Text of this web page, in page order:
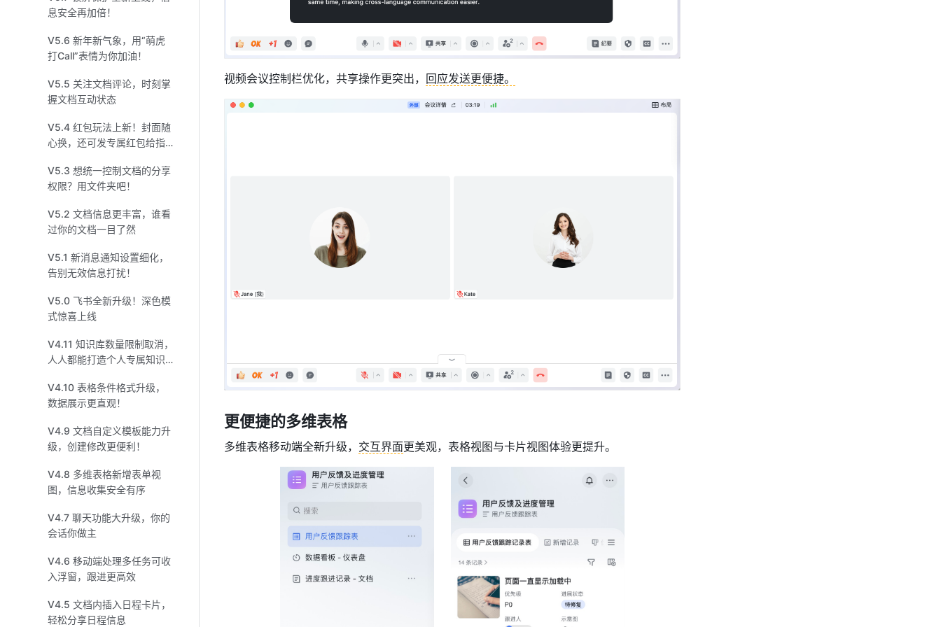
息安全再加倍！
V5.6 新年新气象，用“萌虎
打Call”表情为你加油！
V5.5 关注文档评论，时刻掌
握文档互动状态
V5.4 红包玩法上新！封面随
心换，还可发专属红包给指
V5.3 想统一控制文档的分享
权限？用文件夹吧！
V5.2 文档信息更丰富，谁看
过你的文档一目了然
V5.1 新消息通知设置细化，
告别无效信息打扰！
V5.0 飞书全新升级！深色模
式惊喜上线
V4.11 知识库数量限制取消，
人人都能打造个人专属知识
V4.10 表格条件格式升级，
数据展示更直观！
V4.9 文档自定义模板能力升
级，创建修改更便利！
V4.8 多维表格新增表单视
图，信息收集安全有序
V4.7 聊天功能大升级，你的
会话你做主
V4.6 移动端处理多任务可收
入浮窗，跟进更高效
V4.5 文档内插入日程卡片，
轻松分享日程信息
视频会议控制栏优化，共享操作更突出， 回应发送更便捷。
更便捷的多维表格
多维表格移动端全新升级， 交互界面更美观，表格视图与卡片视图体验更提升。